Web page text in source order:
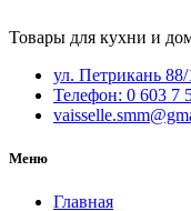
Товары для кухни и
ул. Петрикань 88/
Телефон: 0 603 7
Меню
Главная